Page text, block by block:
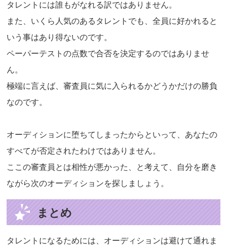
タレントには誰もがなれる訳ではありません。
また、いくら人気のあるタレントでも、全員に好かれると
いう事はあり得ないのです。
ペーパーテストの点数で合否を決定するのではありませ
ん。
極端に言えば、審査員に気に入られるかどうかだけの勝負
なのです。
オーディションに堕ちてしまったからといって、あなたの
すべてが否定されたわけではありません。
ここの審査員とは相性が悪かった、と考えて、自分を磨き
ながら次のオーディションを探しましょう。
まとめ
タレントになるためには、オーディションは避けて通れま